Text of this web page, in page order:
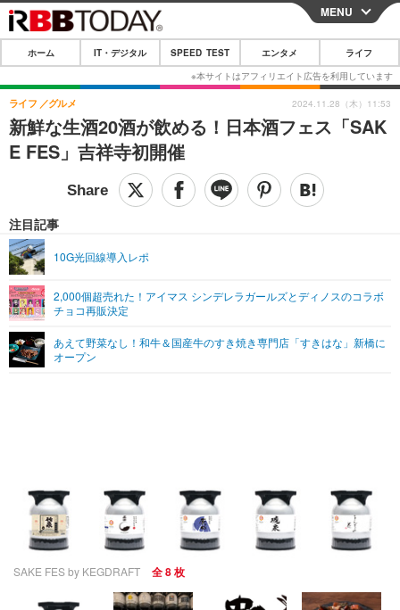
CLOSE
ホーム
IT・デジタル
IT・デジタルTOP スマートフォン
ショッピング その他
SPEED TEST
エンタメTOP 映画・ドラマ
グラビア
ショッピング その他
ライフTOP
その他
リリース一覧
プッシュ通知の停止方法
MENU
ホーム IT・デジタル SPEED TEST エンタメ ライフ
新鮮な生酒20酒が飲める！日本酒フェス「SAK
E FES」吉祥寺初開催
ライフ グルメ
注目記事
10G光回線導入レポ
2,000個超売れた！アイマス シンデレラガールズとディノスのコラボ
チョコ再販決定
あえて野菜なし！和牛＆国産牛のすき焼き専門店「すきはな」新橋に
オープン
2024.11.28（木）11:53
SAKE FES by KEGDRAFT 全 8 枚